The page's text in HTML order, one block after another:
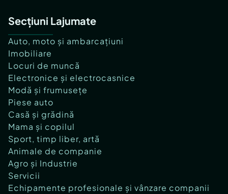
Secțiuni Lajumate
Auto, moto și ambarcațiuni
Imobiliare
Locuri de muncă
Electronice și electrocasnice
Modă și frumusețe
Piese auto
Casă și grădină
Mama și copilul
Sport, timp liber, artă
Animale de companie
Agro și Industrie
Servicii
Echipamente profesionale și vânzare companii